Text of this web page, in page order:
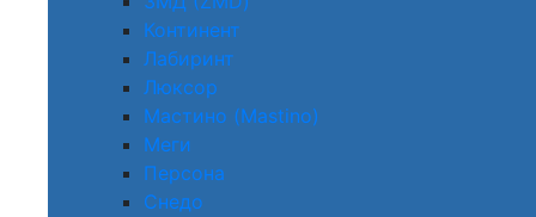
Континент
Лабиринт
Люксор
Мастино (Mastino)
Меги
Персона
Снедо